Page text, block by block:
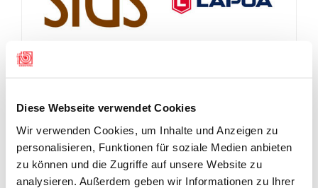
Diese Webseite verwendet Cookies
Wir verwenden Cookies, um Inhalte und Anzeigen zu
personalisieren, Funktionen für soziale Medien anbieten
zu können und die Zugriffe auf unsere Website zu
analysieren. Außerdem geben wir Informationen zu Ihrer